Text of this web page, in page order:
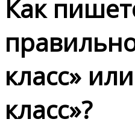
Как
класс»
класс»?